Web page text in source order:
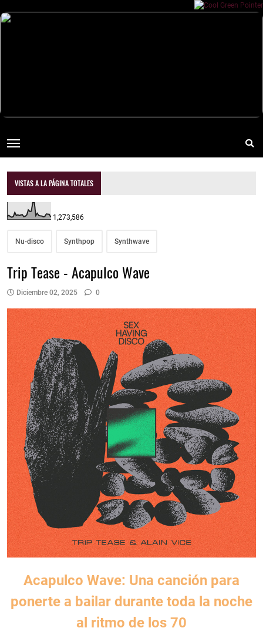
VISTAS A LA PÁGINA TOTALES
1,273,586
Nu-disco Synthpop Synthwave
Trip Tease - Acapulco Wave
Diciembre 02, 2025 0
Acapulco Wave: Una canción para
ponerte a bailar durante toda la noche
al ritmo de los 70